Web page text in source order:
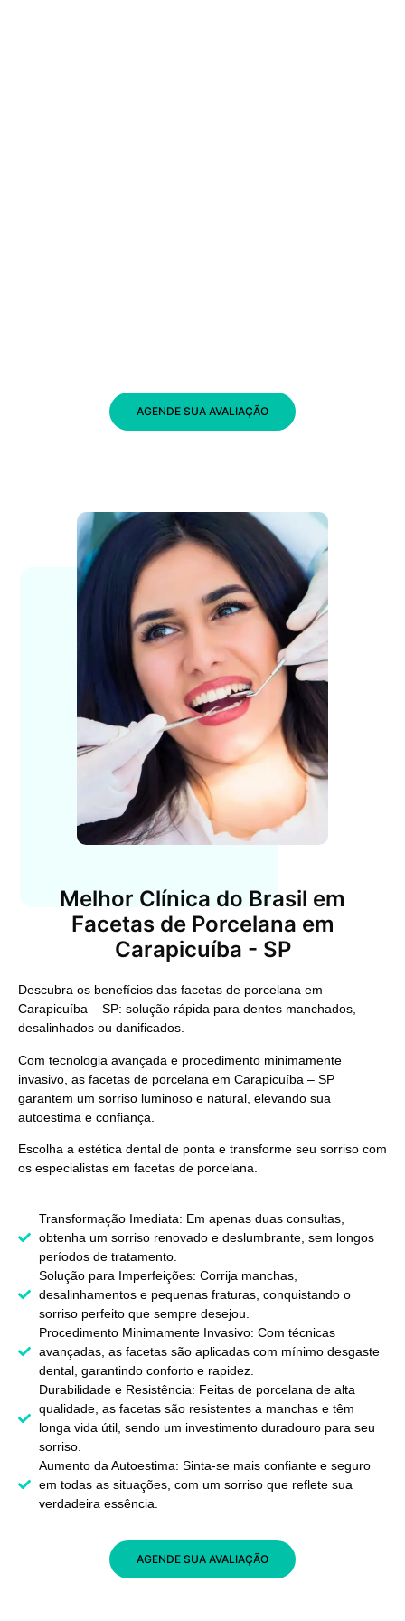
AGENDE SUA AVALIAÇÃO
Melhor Clínica do Brasil em
Facetas de Porcelana em
Carapicuíba - SP
Descubra os benefícios das facetas de porcelana em
Carapicuíba – SP: solução rápida para dentes manchados,
desalinhados ou danificados.
Com tecnologia avançada e procedimento minimamente
invasivo, as facetas de porcelana em Carapicuíba – SP
garantem um sorriso luminoso e natural, elevando sua
autoestima e confiança.
Escolha a estética dental de ponta e transforme seu sorriso com
os especialistas em facetas de porcelana.
Transformação Imediata: Em apenas duas consultas,
obtenha um sorriso renovado e deslumbrante, sem longos
períodos de tratamento.
Solução para Imperfeições: Corrija manchas,
desalinhamentos e pequenas fraturas, conquistando o
sorriso perfeito que sempre desejou.
Procedimento Minimamente Invasivo: Com técnicas
avançadas, as facetas são aplicadas com mínimo desgaste
dental, garantindo conforto e rapidez.
Durabilidade e Resistência: Feitas de porcelana de alta
qualidade, as facetas são resistentes a manchas e têm
longa vida útil, sendo um investimento duradouro para seu
sorriso.
Aumento da Autoestima: Sinta-se mais confiante e seguro
em todas as situações, com um sorriso que reflete sua
verdadeira essência.
AGENDE SUA AVALIAÇÃO